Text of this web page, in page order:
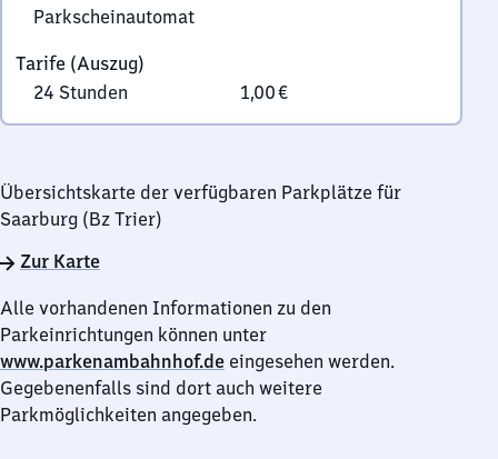
Parkscheinautomat
Tarife (Auszug)
24 Stunden
1,00 €
Übersichtskarte der verfügbaren Parkplätze für
Saarburg (Bz Trier)
Zur Karte
Alle vorhandenen Informationen zu den
Parkeinrichtungen können unter
www.parkenambahnhof.de eingesehen werden.
Gegebenenfalls sind dort auch weitere
Parkmöglichkeiten angegeben.